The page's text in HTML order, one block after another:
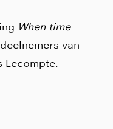
When time
van
Lecompte.